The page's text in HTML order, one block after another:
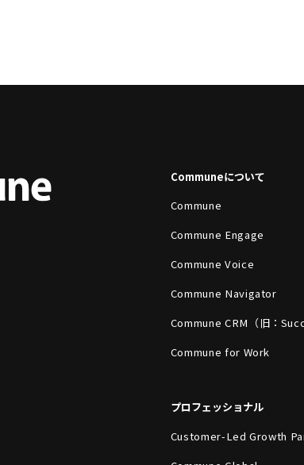
Communeについて
Commune
Commune Engage
Commune Voice
Commune Navigator
Commune CRM（旧：
Commune for Work
プロフェッショナル
Customer-Led Growth